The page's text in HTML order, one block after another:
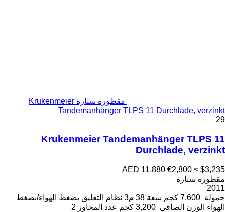
مقطورة ستارة Krukenmeier
Tandemanhänger TLPS 11 Durchlade, verzinkt
29
Krukenmeier Tandemanhänger TLPS 11
Durchlade, verzinkt
AED 11,880 €2,800 ≈ $3,235
مقطورة ستارة
2011
حمولة 7,600 كجم سعة 38 م3 نظام التعليق بضغط الهواء/بضغط
الهواء الوزن الصافي 3,200 كجم عدد المحاور 2